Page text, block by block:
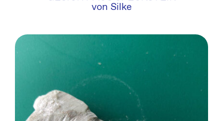
von Silke